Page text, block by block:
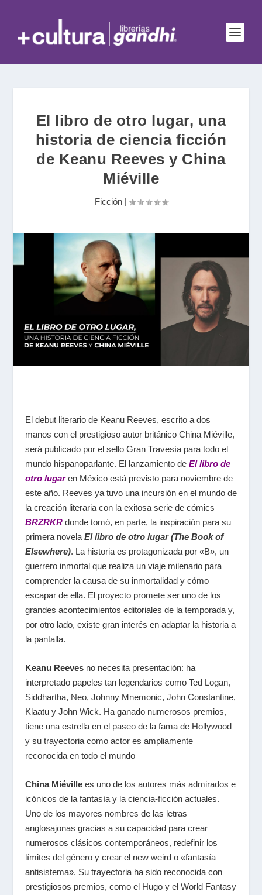
El libro de otro lugar, una
historia de ciencia ficción
de Keanu Reeves y China
Miéville
Ficción|
El debut literario de Keanu Reeves, escrito a dos
manos con el prestigioso autor británico China Miéville,
será publicado por el sello Gran Travesía para todo el
mundo hispanoparlante. El lanzamiento de El libro de
otro lugaren México está previsto para noviembre de
este año. Reeves ya tuvo una incursión en el mundo de
la creación literaria con la exitosa serie de cómics
BRZRKRdonde tomó, en parte, la inspiración para su
primera novela El libro de otro lugar (The Book of
Elsewhere). La historia es protagonizada por «B», un
guerrero inmortal que realiza un viaje milenario para
comprender la causa de su inmortalidad y cómo
escapar de ella. El proyecto promete ser uno de los
grandes acontecimientos editoriales de la temporada y,
por otro lado, existe gran interés en adaptar la historia a
la pantalla.
Keanu Reevesno necesita presentación: ha
interpretado papeles tan legendarios como Ted Logan,
Siddhartha, Neo, Johnny Mnemonic, John Constantine,
Klaatu y John Wick. Ha ganado numerosos premios,
tiene una estrella en el paseo de la fama de Hollywood
y su trayectoria como actor es ampliamente
reconocida en todo el mundo
China Miévillees uno de los autores más admirados e
icónicos de la fantasía y la ciencia-ficción actuales.
Uno de los mayores nombres de las letras
anglosajonas gracias a su capacidad para crear
numerosos clásicos contemporáneos, redefinir los
límites del género y crear el new weirdo «fantasía
antisistema». Su trayectoria ha sido reconocida con
prestigiosos premios, como el Hugo y el World Fantasy